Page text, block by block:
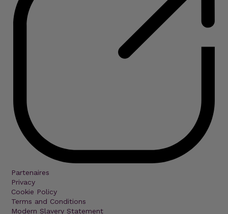
Partenaires
Privacy
Cookie Policy
Terms and Conditions
Modern Slavery Statement